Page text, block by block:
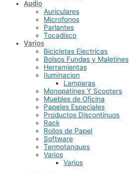
Audio
Auriculares
Microfonos
Parlantes
Tocadisco
Varios
Bicicletas Electricas
Bolsos Fundas y Maletines
Herramientas
Iluminacion
Lamparas
Monopatines Y Scooters
Muebles de Oficina
Papeles Especiales
Productos Discontinuos
Rack
Rollos de Papel
Software
Termotanques
Varios
Varios